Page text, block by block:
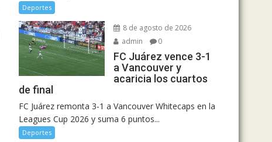
Deportes
8 de agosto de 2026
admin
0
FC Juárez vence 3-1
a Vancouver y
acaricia los cuartos
de final
FC Juárez remonta 3-1 a Vancouver Whitecaps en la
Leagues Cup 2026 y suma 6 puntos...
Deportes